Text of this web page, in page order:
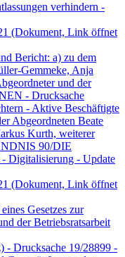
verhindern -
(Dokument, Link öffnet
Bericht: a) zu dem
Gemmeke, Anja
und der
- Drucksache
- Aktive Beschäftigte
Abgeordneten Beate
Kurth, weiterer
90/DIE
Digitalisierung - Update
(Dokument, Link öffnet
Gesetzes zur
der Betriebsratsarbeit
- Drucksache 19/28899 -